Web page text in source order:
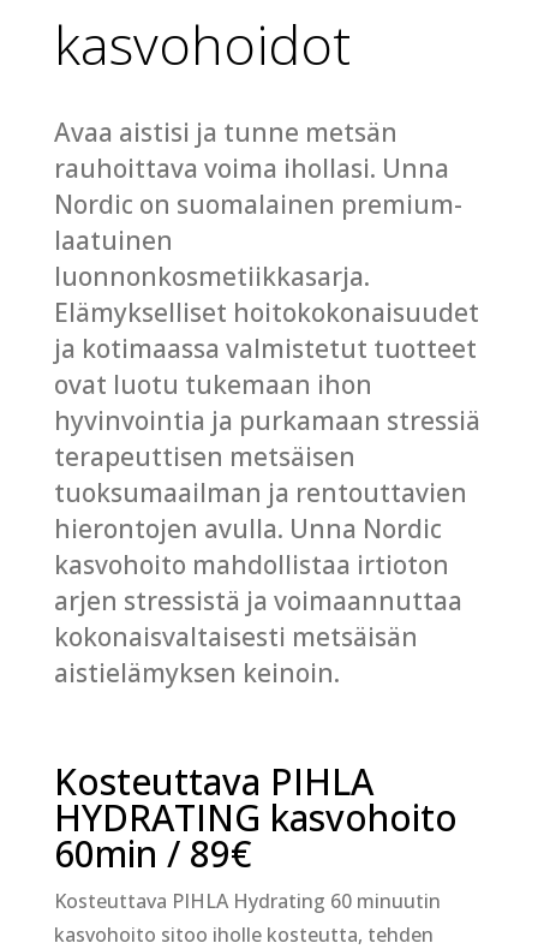
kasvohoidot
Avaa aistisi ja tunne metsän
rauhoittava voima ihollasi. Unna
Nordic on suomalainen premium-
laatuinen
luonnonkosmetiikkasarja.
Elämykselliset hoitokokonaisuudet
ja kotimaassa valmistetut tuotteet
ovat luotu tukemaan ihon
hyvinvointia ja purkamaan stressiä
terapeuttisen metsäisen
tuoksumaailman ja rentouttavien
hierontojen avulla. Unna Nordic
kasvohoito mahdollistaa irtioton
arjen stressistä ja voimaannuttaa
kokonaisvaltaisesti metsäisän
aistielämyksen keinoin.
Kosteuttava PIHLA
HYDRATING kasvohoito
60min / 89€
Kosteuttava PIHLA Hydrating 60 minuutin
kasvohoito sitoo iholle kosteutta, tehden